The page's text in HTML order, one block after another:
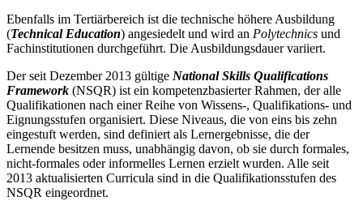
Ebenfalls im Tertiärbereich ist die technische höhere Ausbildung
(Technical Education) angesiedelt und wird an Polytechnics und
Fachinstitutionen durchgeführt. Die Ausbildungsdauer variiert.
Der seit Dezember 2013 gültige National Skills Qualifications
Framework (NSQR) ist ein kompetenzbasierter Rahmen, der alle
Qualifikationen nach einer Reihe von Wissens-, Qualifikations- und
Eignungsstufen organisiert. Diese Niveaus, die von eins bis zehn
eingestuft werden, sind definiert als Lernergebnisse, die der
Lernende besitzen muss, unabhängig davon, ob sie durch formales,
nicht-formales oder informelles Lernen erzielt wurden. Alle seit
2013 aktualisierten Curricula sind in die Qualifikationsstufen des
NSQR eingeordnet.